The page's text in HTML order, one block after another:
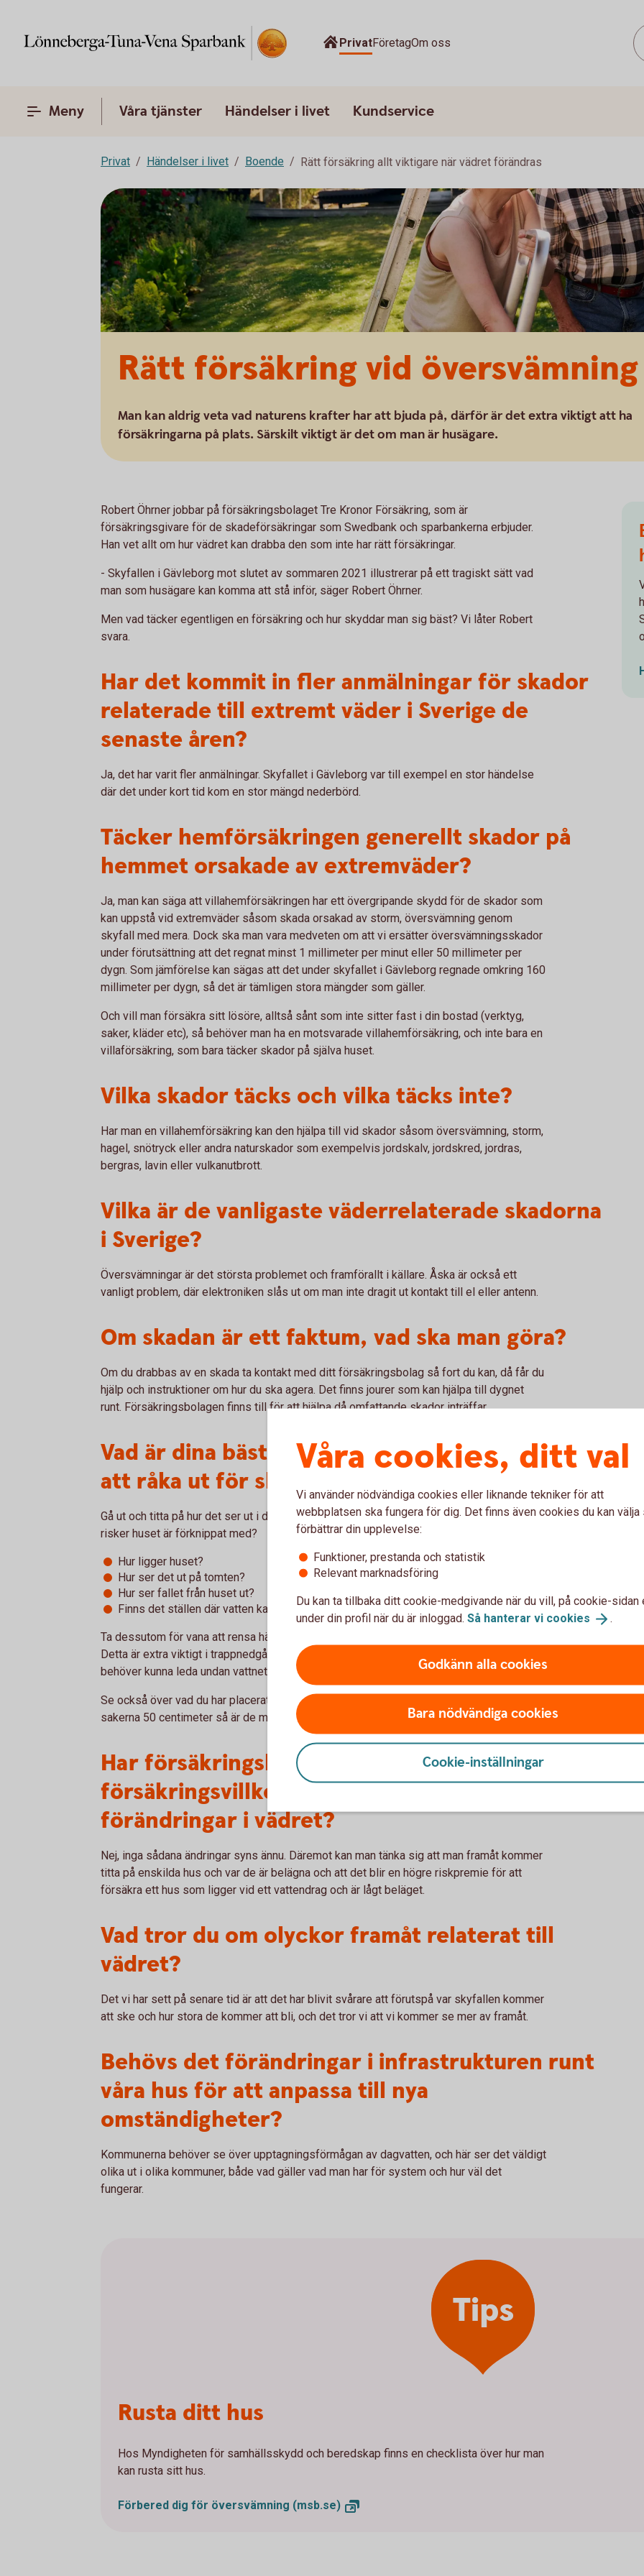
PrivatFöretagOm oss
Meny Våra tjänster Händelser i livet Kundservice
Privat Händelser i livet Boende Rätt försäkring allt viktigare när vädret förändras
Rätt försäkring vid översvämning
Man kan aldrig veta vad naturens krafter har att bjuda på, därför är det extra viktigt att ha
försäkringarna på plats. Särskilt viktigt är det om man är husägare.
Robert Öhrner jobbar på försäkringsbolaget Tre Kronor Försäkring, som är
försäkringsgivare för de skadeförsäkringar som Swedbank och sparbankerna erbjuder.
Han vet allt om hur vädret kan drabba den som inte har rätt försäkringar.
- Skyfallen i Gävleborg mot slutet av sommaren 2021 illustrerar på ett tragiskt sätt vad
man som husägare kan komma att stå inför, säger Robert Öhrner.
Men vad täcker egentligen en försäkring och hur skyddar man sig bäst? Vi låter Robert
svara.
Har det kommit in fler anmälningar för skador
relaterade till extremt väder i Sverige de
senaste åren?
Ja, det har varit fler anmälningar. Skyfallet i Gävleborg var till exempel en stor händelse
där det under kort tid kom en stor mängd nederbörd.
Täcker hemförsäkringen generellt skador på
hemmet orsakade av extremväder?
Ja, man kan säga att villahemförsäkringen har ett övergripande skydd för de skador som
kan uppstå vid extremväder såsom skada orsakad av storm, översvämning genom
skyfall med mera. Dock ska man vara medveten om att vi ersätter översvämningsskador
under förutsättning att det regnat minst 1 millimeter per minut eller 50 millimeter per
dygn. Som jämförelse kan sägas att det under skyfallet i Gävleborg regnade omkring 160
millimeter per dygn, så det är tämligen stora mängder som gäller.
Och vill man försäkra sitt lösöre, alltså sånt som inte sitter fast i din bostad (verktyg,
saker, kläder etc), så behöver man ha en motsvarade villahemförsäkring, och inte bara en
villaförsäkring, som bara täcker skador på själva huset.
Vilka skador täcks och vilka täcks inte?
Har man en villahemförsäkring kan den hjälpa till vid skador såsom översvämning, storm,
hagel, snötryck eller andra naturskador som exempelvis jordskalv, jordskred, jordras,
bergras, lavin eller vulkanutbrott.
Vilka är de vanligaste väderrelaterade skadorna
i Sverige?
Översvämningar är det största problemet och framförallt i källare. Åska är också ett
vanligt problem, där elektroniken slås ut om man inte dragit ut kontakt till el eller antenn.
Om skadan är ett faktum, vad ska man göra?
Om du drabbas av en skada ta kontakt med ditt försäkringsbolag så fort du kan, då får du
hjälp och instruktioner om hur du ska agera. Det finns jourer som kan hjälpa till dygnet
runt. Försäkringsbolagen finns till för att hjälpa då omfattande skador inträffar.
Vad är dina bästa tips för att skydda huset från
att råka ut för skada från väder?
Gå ut och titta på hur det ser ut i din trädgård och runt ditt hus och försök att se vilka
risker huset är förknippat med?
Hur ligger huset?
Hur ser det ut på tomten?
Hur ser fallet från huset ut?
Finns det ställen där vatten kan samlas och tränga in i bostaden?
Ta dessutom för vana att rensa hängrännor och dagvattenbrunnar med jämna mellanrum.
Detta är extra viktigt i trappnedgångar till källare och garagenedfarter där brunnarna
behöver kunna leda undan vattnet vid skyfall.
Se också över vad du har placerat på golvet i källaren. Det räcker med att flytta upp
sakerna 50 centimeter så är de mycket bättre skyddade.
Har försäkringsbolagen börjat göra ändringar i
försäkringsvillkoren för att svara mot
förändringar i vädret?
Nej, inga sådana ändringar syns ännu. Däremot kan man tänka sig att man framåt kommer
titta på enskilda hus och var de är belägna och att det blir en högre riskpremie för att
försäkra ett hus som ligger vid ett vattendrag och är lågt beläget.
Vad tror du om olyckor framåt relaterat till
vädret?
Det vi har sett på senare tid är att det har blivit svårare att förutspå var skyfallen kommer
att ske och hur stora de kommer att bli, och det tror vi att vi kommer se mer av framåt.
Behövs det förändringar i infrastrukturen runt
våra hus för att anpassa till nya
omständigheter?
Kommunerna behöver se över upptagningsförmågan av dagvatten, och här ser det väldigt
olika ut i olika kommuner, både vad gäller vad man har för system och hur väl det
fungerar.
Tips
Rusta ditt hus
Hos Myndigheten för samhällsskydd och beredskap finns en checklista över hur man
kan rusta sitt hus.
Förbered dig för översvämning (msb.se)
Våra cookies, ditt val
Vi använder nödvändiga cookies eller liknande tekniker för att
webbplatsen ska fungera för dig. Det finns även cookies du kan välja
förbättrar din upplevelse:
Funktioner, prestanda och statistik
Relevant marknadsföring
Du kan ta tillbaka ditt cookie-medgivande när du vill, på cookie-sidan
under din profil när du är inloggad. Så hanterar vi cookies .
Godkänn alla cookies
Bara nödvändiga cookies
Cookie-inställningar